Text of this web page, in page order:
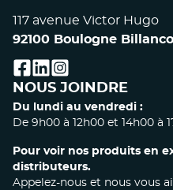
117 avenue Victor Hugo
92100 Boulogne
facebook
linkedin
instagram
NOUS JOINDRE
Du lundi au vendredi :
De 9h00 à 12h00 et 14h00 à
Pour voir nos produits en
distributeurs.
Appelez-nous et nous vous